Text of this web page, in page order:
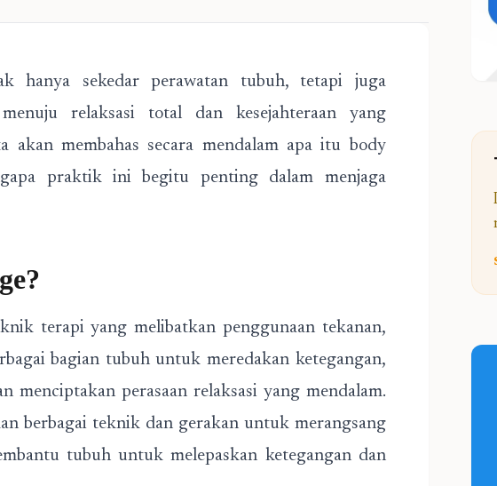
hanya sekedar perawatan tubuh, tetapi juga
relaksasi total dan kesejahteraan yang
akan membahas secara mendalam apa itu body
praktik ini begitu penting dalam menjaga
terapi yang melibatkan penggunaan tekanan,
bagian tubuh untuk meredakan ketegangan,
menciptakan perasaan relaksasi yang mendalam.
berbagai teknik dan gerakan untuk merangsang
tubuh untuk melepaskan ketegangan dan